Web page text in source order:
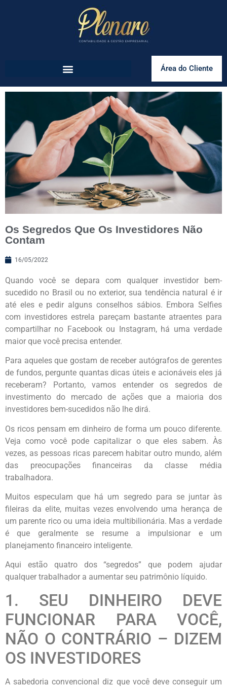
Área do Cliente
Os Segredos Que Os Investidores Não
Contam
16/05/2022
Quando você se depara com qualquer investidor bem-
sucedido no Brasil ou no exterior, sua tendência natural é ir
até eles e pedir alguns conselhos sábios. Embora Selfies
com investidores estrela pareçam bastante atraentes para
compartilhar no Facebook ou Instagram, há uma verdade
maior que você precisa entender.
Para aqueles que gostam de receber autógrafos de gerentes
de fundos, pergunte quantas dicas úteis e acionáveis eles já
receberam? Portanto, vamos entender os segredos de
investimento do mercado de ações que a maioria dos
investidores bem-sucedidos não lhe dirá.
Os ricos pensam em dinheiro de forma um pouco diferente.
Veja como você pode capitalizar o que eles sabem. Às
vezes, as pessoas ricas parecem habitar outro mundo, além
das preocupações financeiras da classe média
trabalhadora.
Muitos especulam que há um segredo para se juntar às
fileiras da elite, muitas vezes envolvendo uma herança de
um parente rico ou uma ideia multibilionária. Mas a verdade
é que geralmente se resume a impulsionar e um
planejamento financeiro inteligente.
Aqui estão quatro dos “segredos” que podem ajudar
qualquer trabalhador a aumentar seu patrimônio líquido.
1. SEU DINHEIRO DEVE
FUNCIONAR PARA VOCÊ,
NÃO O CONTRÁRIO – DIZEM
OS INVESTIDORES
A sabedoria convencional diz que você deve conseguir um